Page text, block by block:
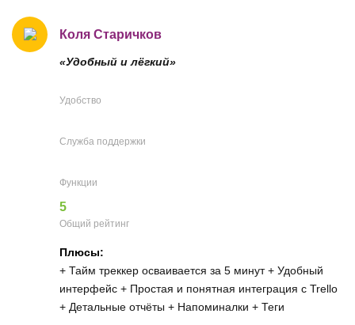
Коля Старичков
«Удобный и лёгкий»
Удобство
Служба поддержки
Функции
5
Общий рейтинг
Плюсы:
+ Тайм треккер осваивается за 5 минут + Удобный
интерфейс + Простая и понятная интеграция с Trello
+ Детальные отчёты + Напоминалки + Теги